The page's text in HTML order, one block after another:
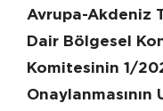
Avrupa-Akdeniz
Dair Bölgesel
Komitesinin 1/